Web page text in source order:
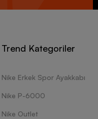
Trend Kategoriler
Nike Erkek Spor Ayakkabı
Nike P-6000
Nike Outlet